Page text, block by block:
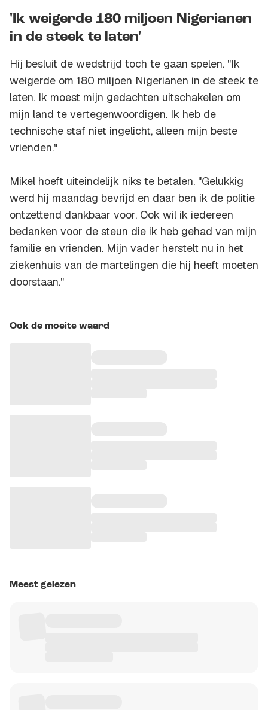
'Ik weigerde 180 miljoen Nigerianen
in de steek te laten'
Hij besluit de wedstrijd toch te gaan spelen. "Ik
weigerde om 180 miljoen Nigerianen in de steek te
laten. Ik moest mijn gedachten uitschakelen om
mijn land te vertegenwoordigen. Ik heb de
technische staf niet ingelicht, alleen mijn beste
vrienden."
Mikel hoeft uiteindelijk niks te betalen. "Gelukkig
werd hij maandag bevrijd en daar ben ik de politie
ontzettend dankbaar voor. Ook wil ik iedereen
bedanken voor de steun die ik heb gehad van mijn
familie en vrienden. Mijn vader herstelt nu in het
ziekenhuis van de martelingen die hij heeft moeten
doorstaan."
Ook de moeite waard
Meest gelezen